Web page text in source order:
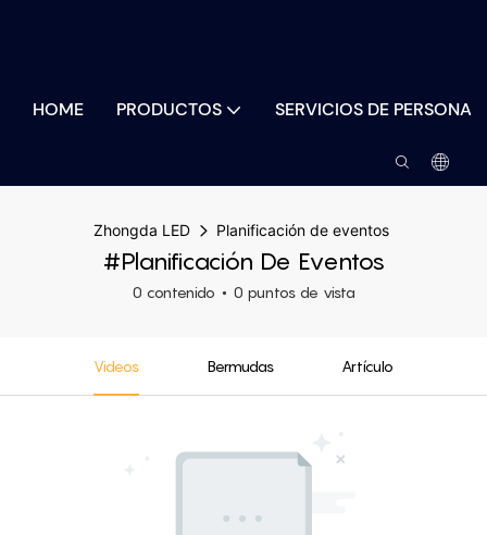
HOME PRODUCTOS SERVICIOS DE
Zhongda LED Planificación de eventos
#Planificación De Eventos
0 contenido 0 puntos de vista
Videos Bermudas Artículo